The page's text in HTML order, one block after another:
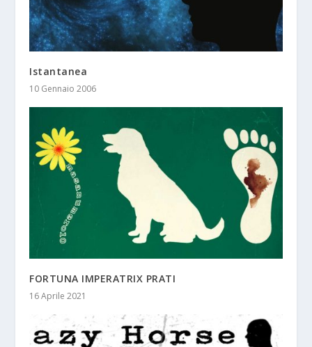
Istantanea
10 Gennaio 2006
FORTUNA IMPERATRIX PRATI
16 Aprile 2021